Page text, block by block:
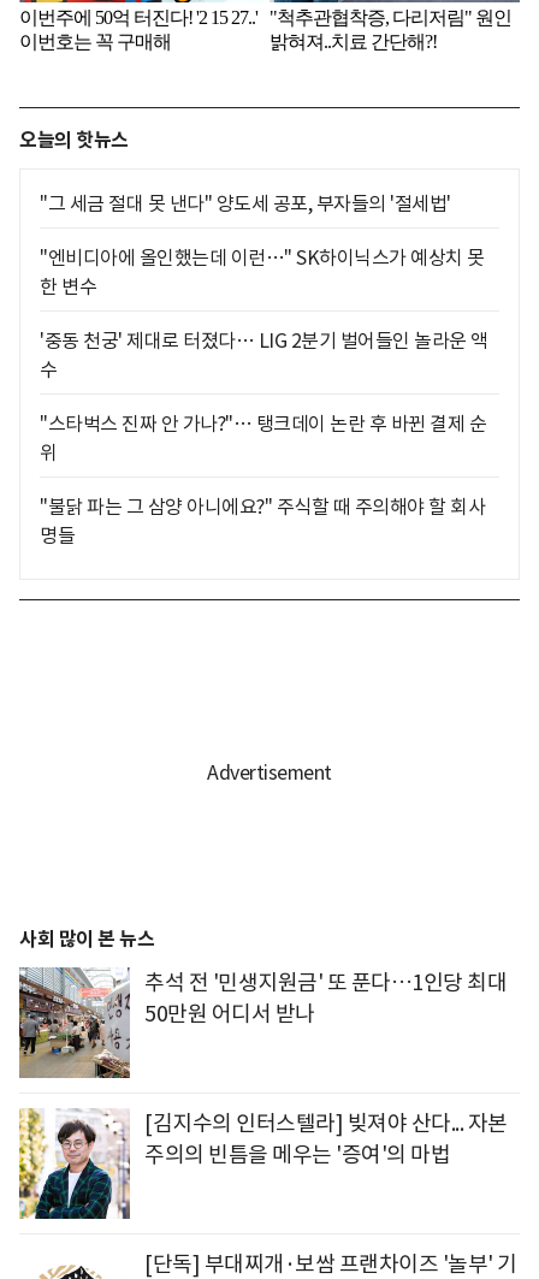
오늘의 핫뉴스
"그 세금 절대 못 낸다" 양도세 공포, 부자들의 '절세법'
"엔비디아에 올인했는데 이런…" SK하이닉스가 예상치 못
한 변수
'중동 천궁' 제대로 터졌다… LIG 2분기 벌어들인 놀라운 액
수
"스타벅스 진짜 안 가나?"… 탱크데이 논란 후 바뀐 결제 순
위
"불닭 파는 그 삼양 아니에요?" 주식할 때 주의해야 할 회사
명들
사회 많이 본 뉴스
추석 전 '민생지원금' 또 푼다…1인당 최대
50만원 어디서 받나
[김지수의 인터스텔라] 빚져야 산다... 자본
주의의 빈틈을 메우는 '증여'의 마법
[단독] 부대찌개·보쌈 프랜차이즈 '놀부' 기